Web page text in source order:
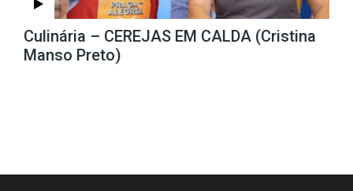
Culinária – CEREJAS EM CALDA (Cristina
Manso Preto)